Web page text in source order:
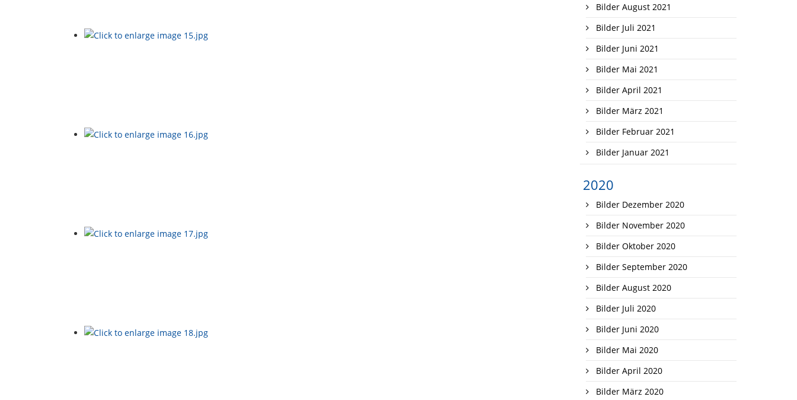
Bilder August 2021
Bilder Juli 2021
Bilder Juni 2021
Bilder Mai 2021
Bilder April 2021
Bilder März 2021
Bilder Februar 2021
Bilder Januar 2021
2020
Bilder Dezember 2020
Bilder November 2020
Bilder Oktober 2020
Bilder September 2020
Bilder August 2020
Bilder Juli 2020
Bilder Juni 2020
Bilder Mai 2020
Bilder April 2020
Bilder März 2020